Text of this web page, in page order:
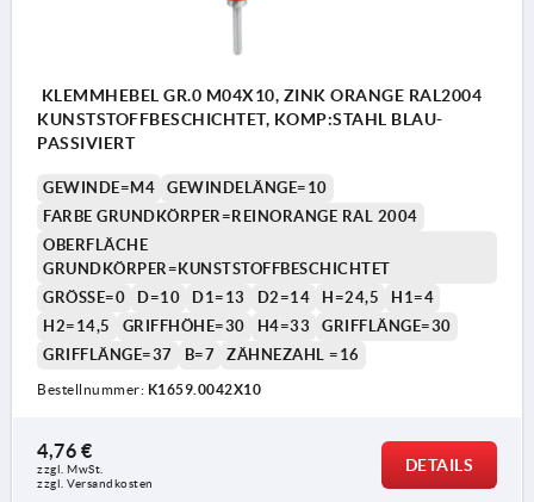
KLEMMHEBEL GR.0 M04X10, ZINK ORANGE RAL2004
KUNSTSTOFFBESCHICHTET, KOMP:STAHL BLAU-
PASSIVIERT
GEWINDE=M4
GEWINDELÄNGE=10
FARBE GRUNDKÖRPER=REINORANGE RAL 2004
OBERFLÄCHE
GRUNDKÖRPER=KUNSTSTOFFBESCHICHTET
GRÖSSE=0
D=10 D1=13 D2=14 H=24,5
H1=4
H2=14,5
GRIFFHÖHE=30 H4=33
GRIFFLÄNGE=30
GRIFFLÄNGE=37
B=7 ZÄHNEZAHL =16
Bestellnummer: K1659.0042X10
4,76 €
zzgl. MwSt.
zzgl. Versandkosten
DETAILS